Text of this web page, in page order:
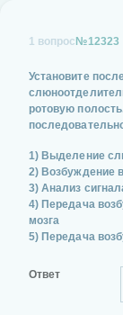
1 вопрос №12323
Установите
ротовую
1) Выделение
2) Возбуждение
3) Анализ
4) Передача
мозга
5) Передача
Ответ